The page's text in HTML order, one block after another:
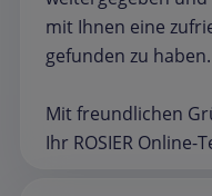
mit Ihnen eine
gefunden zu haben.
Mit freundlichen
Ihr ROSIER Online-